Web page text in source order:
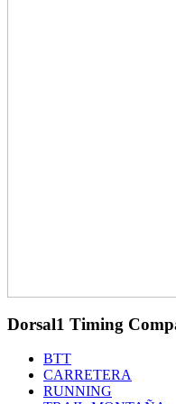
Dorsal1 Timing
BTT
CARRETERA
RUNNING